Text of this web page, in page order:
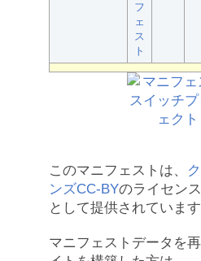
フ
ェ
ス
ト
このマニフェストは、
ンズCC-BYのライセン
として提供されています
マニフェストデータを